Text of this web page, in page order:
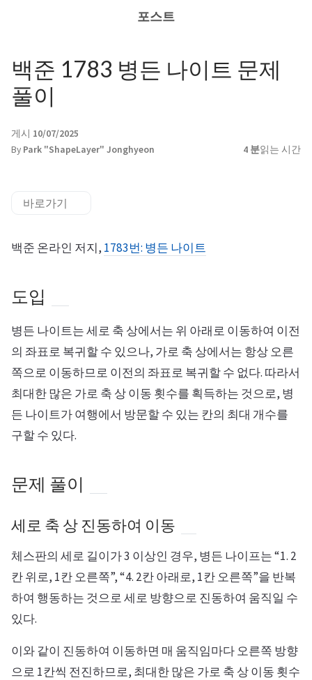
포스트
백준 1783 병든 나이트 문제
풀이
게시 10/07/2025
By Park "ShapeLayer" Jonghyeon 4 분읽는 시간
바로가기
백준 온라인 저지, 1783번: 병든 나이트
도입
병든 나이트는 세로 축 상에서는 위 아래로 이동하여 이전
의 좌표로 복귀할 수 있으나, 가로 축 상에서는 항상 오른
쪽으로 이동하므로 이전의 좌표로 복귀할 수 없다. 따라서
최대한 많은 가로 축 상 이동 횟수를 획득하는 것으로, 병
든 나이트가 여행에서 방문할 수 있는 칸의 최대 개수를
구할 수 있다.
문제 풀이
세로 축 상 진동하여 이동
체스판의 세로 길이가 3 이상인 경우, 병든 나이프는 “1. 2
칸 위로, 1칸 오른쪽”, “4. 2칸 아래로, 1칸 오른쪽”을 반복
하여 행동하는 것으로 세로 방향으로 진동하여 움직일 수
있다.
이와 같이 진동하여 이동하면 매 움직임마다 오른쪽 방향
으로 1칸씩 전진하므로, 최대한 많은 가로 축 상 이동 횟수